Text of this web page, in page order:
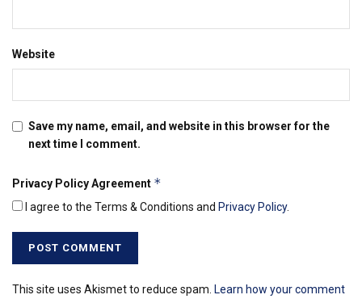
Website
Save my name, email, and website in this browser for the
next time I comment.
Privacy Policy Agreement *
I agree to the Terms & Conditions and Privacy Policy.
This site uses Akismet to reduce spam. Learn how your comment